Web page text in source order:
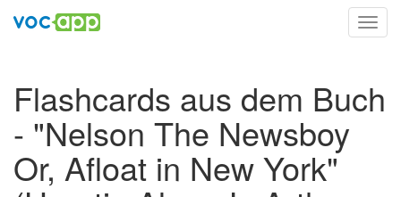
Flashcards aus dem Buch
- "Nelson The Newsboy
Or, Afloat in New York"